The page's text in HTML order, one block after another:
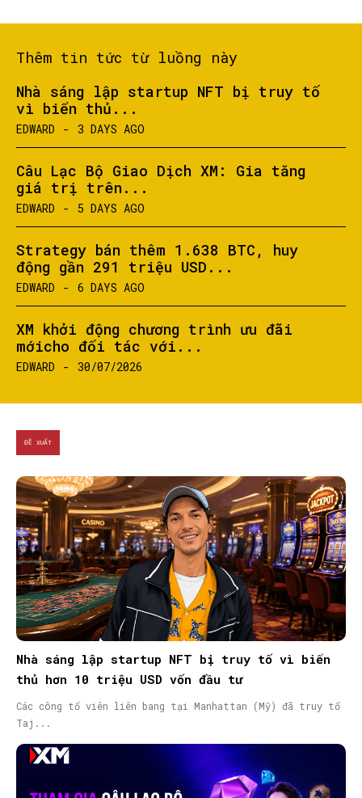
Thêm tin tức từ luồng này
Nhà sáng lập startup NFT bị truy tố
vì biển thủ...
EDWARD - 3 DAYS AGO
Câu Lạc Bộ Giao Dịch XM: Gia tăng
giá trị trên...
EDWARD - 5 DAYS AGO
Strategy bán thêm 1.638 BTC, huy
động gần 291 triệu USD...
EDWARD - 6 DAYS AGO
XM khởi động chương trình ưu đãi
mớicho đối tác với...
EDWARD - 30/07/2026
ĐỀ XUẤT
Nhà sáng lập startup NFT bị truy tố vì biển
thủ hơn 10 triệu USD vốn đầu tư
Các công tố viên liên bang tại Manhattan (Mỹ) đã truy tố
Taj...